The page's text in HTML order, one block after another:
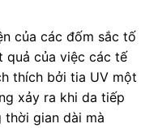
của các đốm sắc tố
quả của việc các tế
thích bởi tia UV một
xảy ra khi da tiếp
gian dài mà